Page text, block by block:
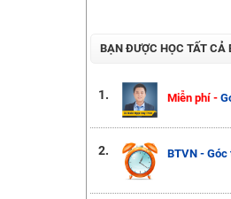
BẠN ĐƯỢC HỌC TẤT CẢ
1. Miễn phí -
2. BTVN - Góc